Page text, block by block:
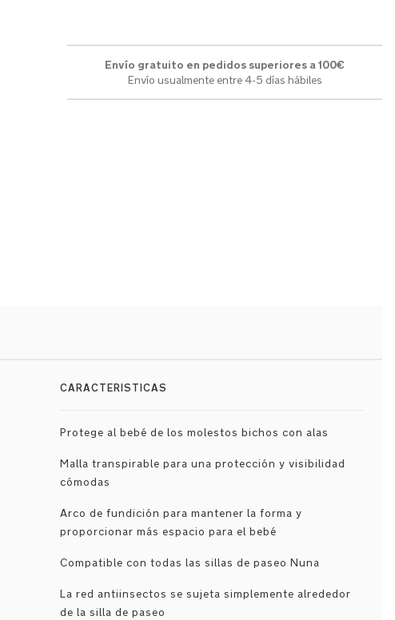
Envío gratuito en pedidos superiores a 100€
Envío usualmente entre 4-5 días hábiles
CARACTERISTICAS
Protege al bebé de los molestos bichos con alas
Malla transpirable para una protección y visibilidad
cómodas
Arco de fundición para mantener la forma y
proporcionar más espacio para el bebé
Compatible con todas las sillas de paseo Nuna
La red antiinsectos se sujeta simplemente alrededor
de la silla de paseo